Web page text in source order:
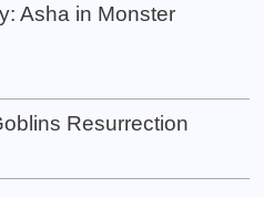
Asha in Monster
Resurrection